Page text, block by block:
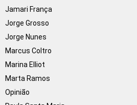
Jamari França
Jorge Grosso
Jorge Nunes
Marcus Coltro
Marina Elliot
Marta Ramos
Opinião